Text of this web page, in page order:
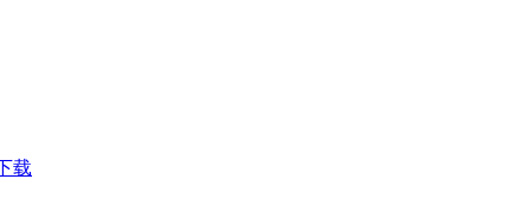
载